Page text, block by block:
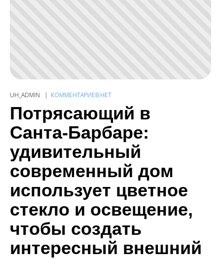
UH_ADMIN КОММЕНТАРИЕВ НЕТ
Потрясающий в
Санта-Барбаре:
удивительный
современный дом
использует цветное
стекло и освещение,
чтобы создать
интересный внешний